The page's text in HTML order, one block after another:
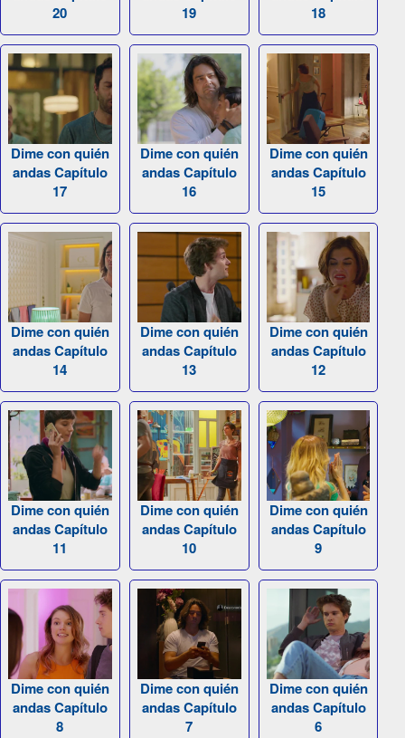
20
19
18
Dime con quién
andas Capítulo
17
Dime con quién
andas Capítulo
16
Dime con quién
andas Capítulo
15
Dime con quién
andas Capítulo
14
Dime con quién
andas Capítulo
13
Dime con quién
andas Capítulo
12
Dime con quién
andas Capítulo
11
Dime con quién
andas Capítulo
10
Dime con quién
andas Capítulo
9
Dime con quién
andas Capítulo
8
Dime con quién
andas Capítulo
7
Dime con quién
andas Capítulo
6